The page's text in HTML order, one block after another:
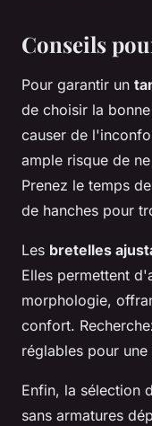
Conseils
Pour garantir un
de choisir la
causer de
ample risque de
Prenez le temps
de hanches pour
Les bretelles
Elles permettent
morphologie,
confort.
réglables pour
Enfin, la sélection
sans armatures